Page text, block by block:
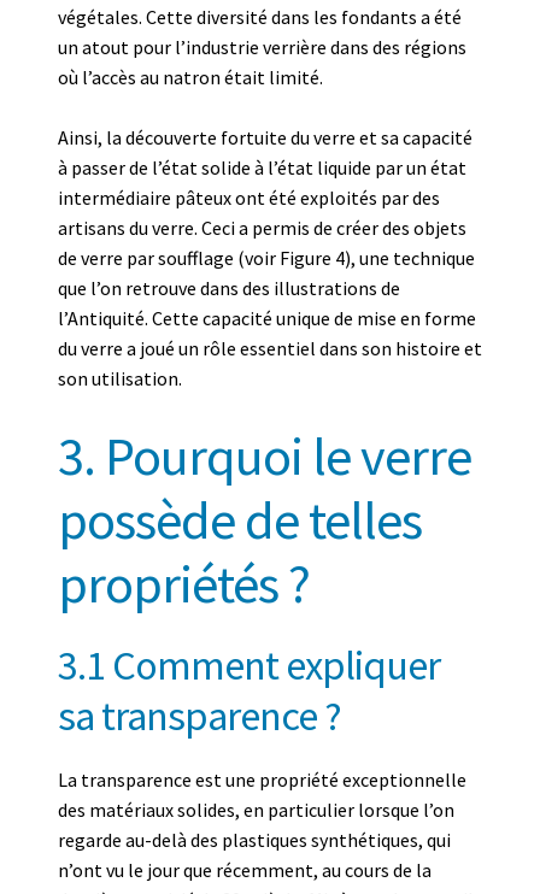
végétales. Cette diversité dans les fondants a été
un atout pour l’industrie verrière dans des régions
où l’accès au natron était limité.
Ainsi, la découverte fortuite du verre et sa capacité
à passer de l’état solide à l’état liquide par un état
intermédiaire pâteux ont été exploités par des
artisans du verre. Ceci a permis de créer des objets
de verre par soufflage (voir Figure 4), une technique
que l’on retrouve dans des illustrations de
l’Antiquité. Cette capacité unique de mise en forme
du verre a joué un rôle essentiel dans son histoire et
son utilisation.
3. Pourquoi le verre
possède de telles
propriétés ?
3.1 Comment expliquer
sa transparence ?
La transparence est une propriété exceptionnelle
des matériaux solides, en particulier lorsque l’on
regarde au-delà des plastiques synthétiques, qui
n’ont vu le jour que récemment, au cours de la